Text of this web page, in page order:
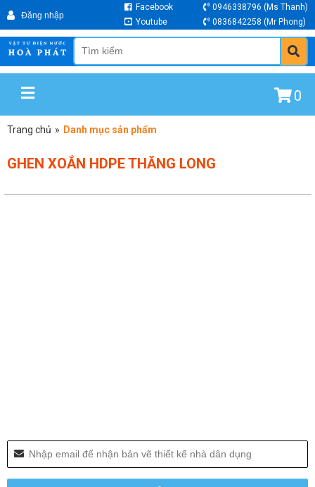
Facebook
Youtube
0946338796 (Ms Thanh)
0836842258 (Mr Phong)
0
Trang chủ » Danh mục sản phẩm
GHEN XOẮN HDPE THĂNG LONG